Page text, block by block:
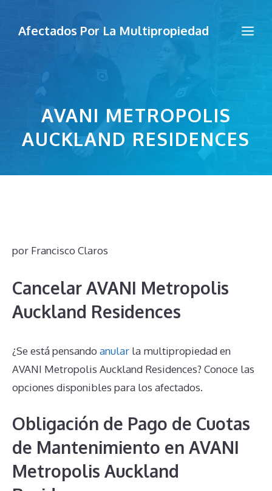
Afectados Por La Multipropiedad
AVANI METROPOLIS
AUCKLAND RESIDENCES
por Francisco Claros
Cancelar AVANI Metropolis
Auckland Residences
¿Se está pensando anular la multipropiedad en
AVANI Metropolis Auckland Residences? Conoce las
opciones disponibles para los afectados.
Obligación de Pago de Cuotas
de Mantenimiento en AVANI
Metropolis Auckland